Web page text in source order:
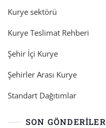
Kurye sektörü
Kurye Teslimat Rehberi
Şehir İçi Kurye
Şehirler Arası Kurye
Standart Dağıtımlar
SON GÖNDERILER